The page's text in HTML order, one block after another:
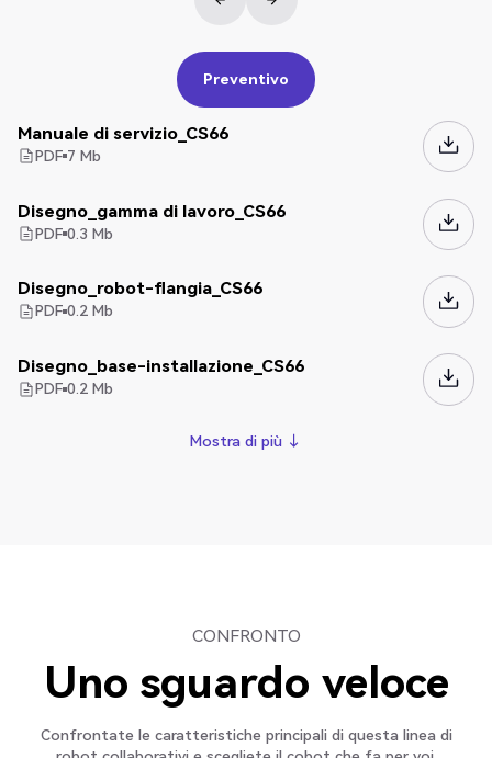
Preventivo
Preventivo
Manuale di servizio_CS66
PDF 7 Mb
Disegno_gamma di lavoro_CS66
PDF 0.3 Mb
Disegno_robot-flangia_CS66
PDF 0.2Mb
Disegno_base-installazione_CS66
PDF 0.2Mb
Mostra di più ↓
CONFRONTO
Uno sguardo veloce
Confrontate le caratteristiche principali di questa linea di